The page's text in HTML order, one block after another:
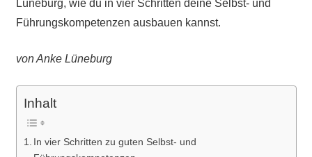
Lüneburg, wie du in vier Schritten deine Selbst- und
Führungskompetenzen ausbauen kannst.
von Anke Lüneburg
Inhalt
In vier Schritten zu guten Selbst- und